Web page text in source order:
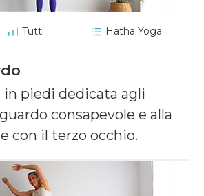
Tutti Hatha Yoga
in piedi dedicata agli
consapevole e alla
con il terzo occhio.